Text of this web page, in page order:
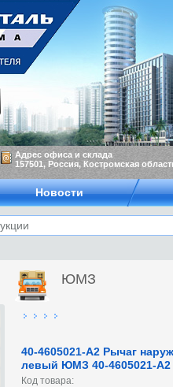
ЮМЗ
40-4605021-А2 Рычаг
левый ЮМЗ 40-4605021-А2
Код товара:
Адрес офиса и склада
157501, Россия, Костромская
Новости